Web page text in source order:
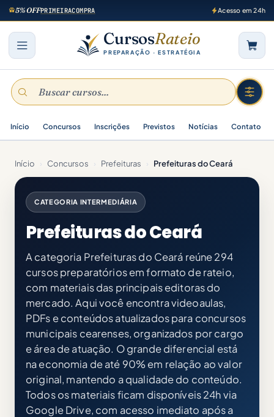
5% OFFPRIMEIRACOMPRA Acesso em 24h
CursosRateio
PREPARAÇÃO · ESTRATÉGIA
Início Concursos Inscrições Previstos Notícias Contato
Início › Concursos › Prefeituras › Prefeituras do Ceará
CATEGORIA INTERMEDIÁRIA
Prefeituras do Ceará
A categoria Prefeituras do Ceará reúne 294
cursos preparatórios em formato de rateio,
com materiais das principais editoras do
mercado. Aqui você encontra videoaulas,
PDFs e conteúdos atualizados para concursos
municipais cearenses, organizados por cargo
e área de atuação. O grande diferencial está
na economia de até 90% em relação ao valor
original, mantendo a qualidade do conteúdo.
Todos os materiais ficam disponíveis 24h via
Google Drive, com acesso imediato após a